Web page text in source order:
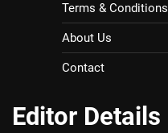
Terms & Conditions
About Us
Contact
Editor Details